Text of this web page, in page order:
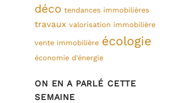
déco tendances immobilières
travaux valorisation immobilière
vente immobilière écologie
économie d'énergie
ON EN A PARLÉ CETTE
SEMAINE